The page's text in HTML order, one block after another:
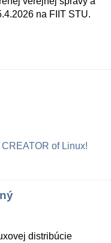
na FIIT STU.
of Linux!
distribúcie